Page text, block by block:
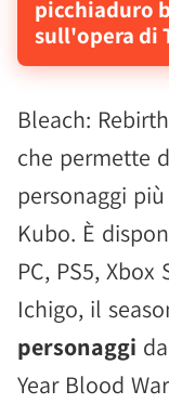
picchiaduro
sull'opera di
Bleach:
che permette
personaggi
Kubo. È
PC, PS5, Xbox
Ichigo, il
personaggi
Year Blood